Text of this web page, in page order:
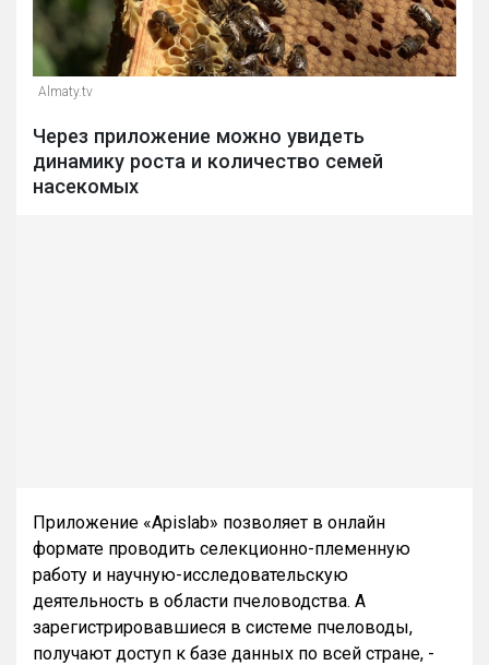
Almaty.tv
Через приложение можно увидеть
динамику роста и количество семей
насекомых
Приложение «Apislab» позволяет в онлайн
формате проводить селекционно-племенную
работу и научную-исследовательскую
деятельность в области пчеловодства. А
зарегистрировавшиеся в системе пчеловоды,
получают доступ к базе данных по всей стране, -